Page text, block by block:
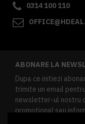
0314 100 110
ABONARE LA
Dupa ce initiezi
trimite un email
newsletter-ul nostru
promotional sau
redusa. Daca